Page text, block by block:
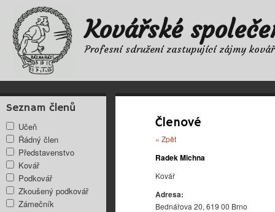
Kovářské
Profesní sdružení zastupující zájmy
Seznam členů
Učeň
Řádný člen
Představenstvo
Kovář
Podkovář
Zkoušený podkovář
Zámečník
Členové
« Zpět
Radek Michna
Kovář
Adresa:
Bednářova 20, 619 00 Brno